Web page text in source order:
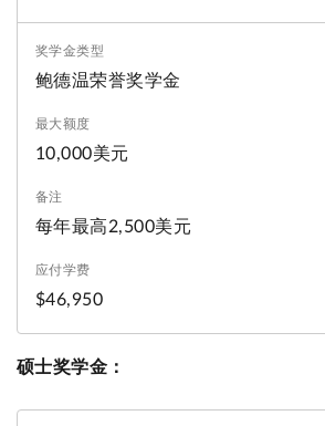
鲍德温荣誉奖学金
10,000美元
每年最高2,500美元
$46,950
硕士奖学金：